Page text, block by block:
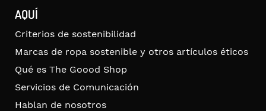
AQUÍ
Criterios de sostenibilidad
Marcas de ropa sostenible y otros artículos éticos
Qué es The Goood Shop
Servicios de Comunicación
Hablan de nosotros